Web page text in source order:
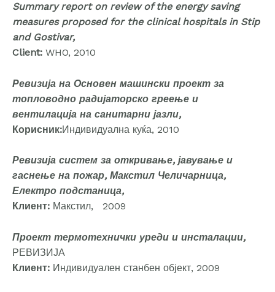
Summary report on review of the energy saving
measures proposed for the clinical hospitals in Stip
and Gostivar,
Client: WHO, 2010
Ревизија на Основен машински проект за
топловодно радијаторско греење и
вентилација на санитарни јазли,
Корисник:Индивидуална куќа, 2010
Ревизија систем за откривање, јавување и
гаснење на пожар, Макстил Челичарница,
Електро подстаница,
Клиент: Макстил, 2009
Проект термотехнички уреди и инсталации,
РЕВИЗИЈА
Клиент: Индивидуален станбен објект, 2009